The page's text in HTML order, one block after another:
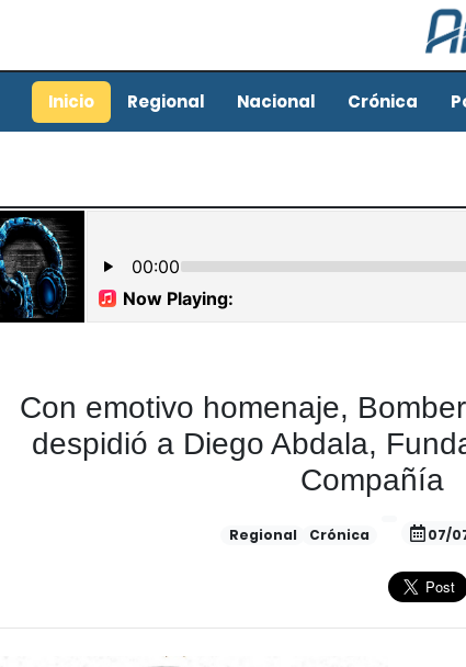
Inicio Regional Nacional Crónica
Con emotivo homenaje,
despidió a Diego Abdala,
Compañía
Regional Crónica 07/